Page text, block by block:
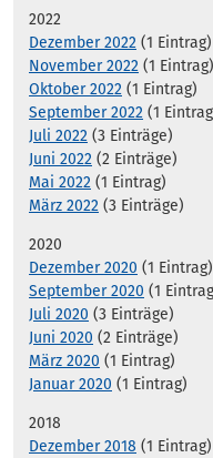
2022
Dezember 2022 (1 Eintrag)
November 2022 (1 Eintrag)
Oktober 2022 (1 Eintrag)
September 2022 (1
Juli 2022 (3 Einträge)
Juni 2022 (2 Einträge)
Mai 2022 (1 Eintrag)
März 2022 (3 Einträge)
2020
Dezember 2020 (1 Eintrag)
September 2020 (1
Juli 2020 (3 Einträge)
Juni 2020 (2 Einträge)
März 2020 (1 Eintrag)
Januar 2020 (1 Eintrag)
2018
Dezember 2018 (1 Eintrag)